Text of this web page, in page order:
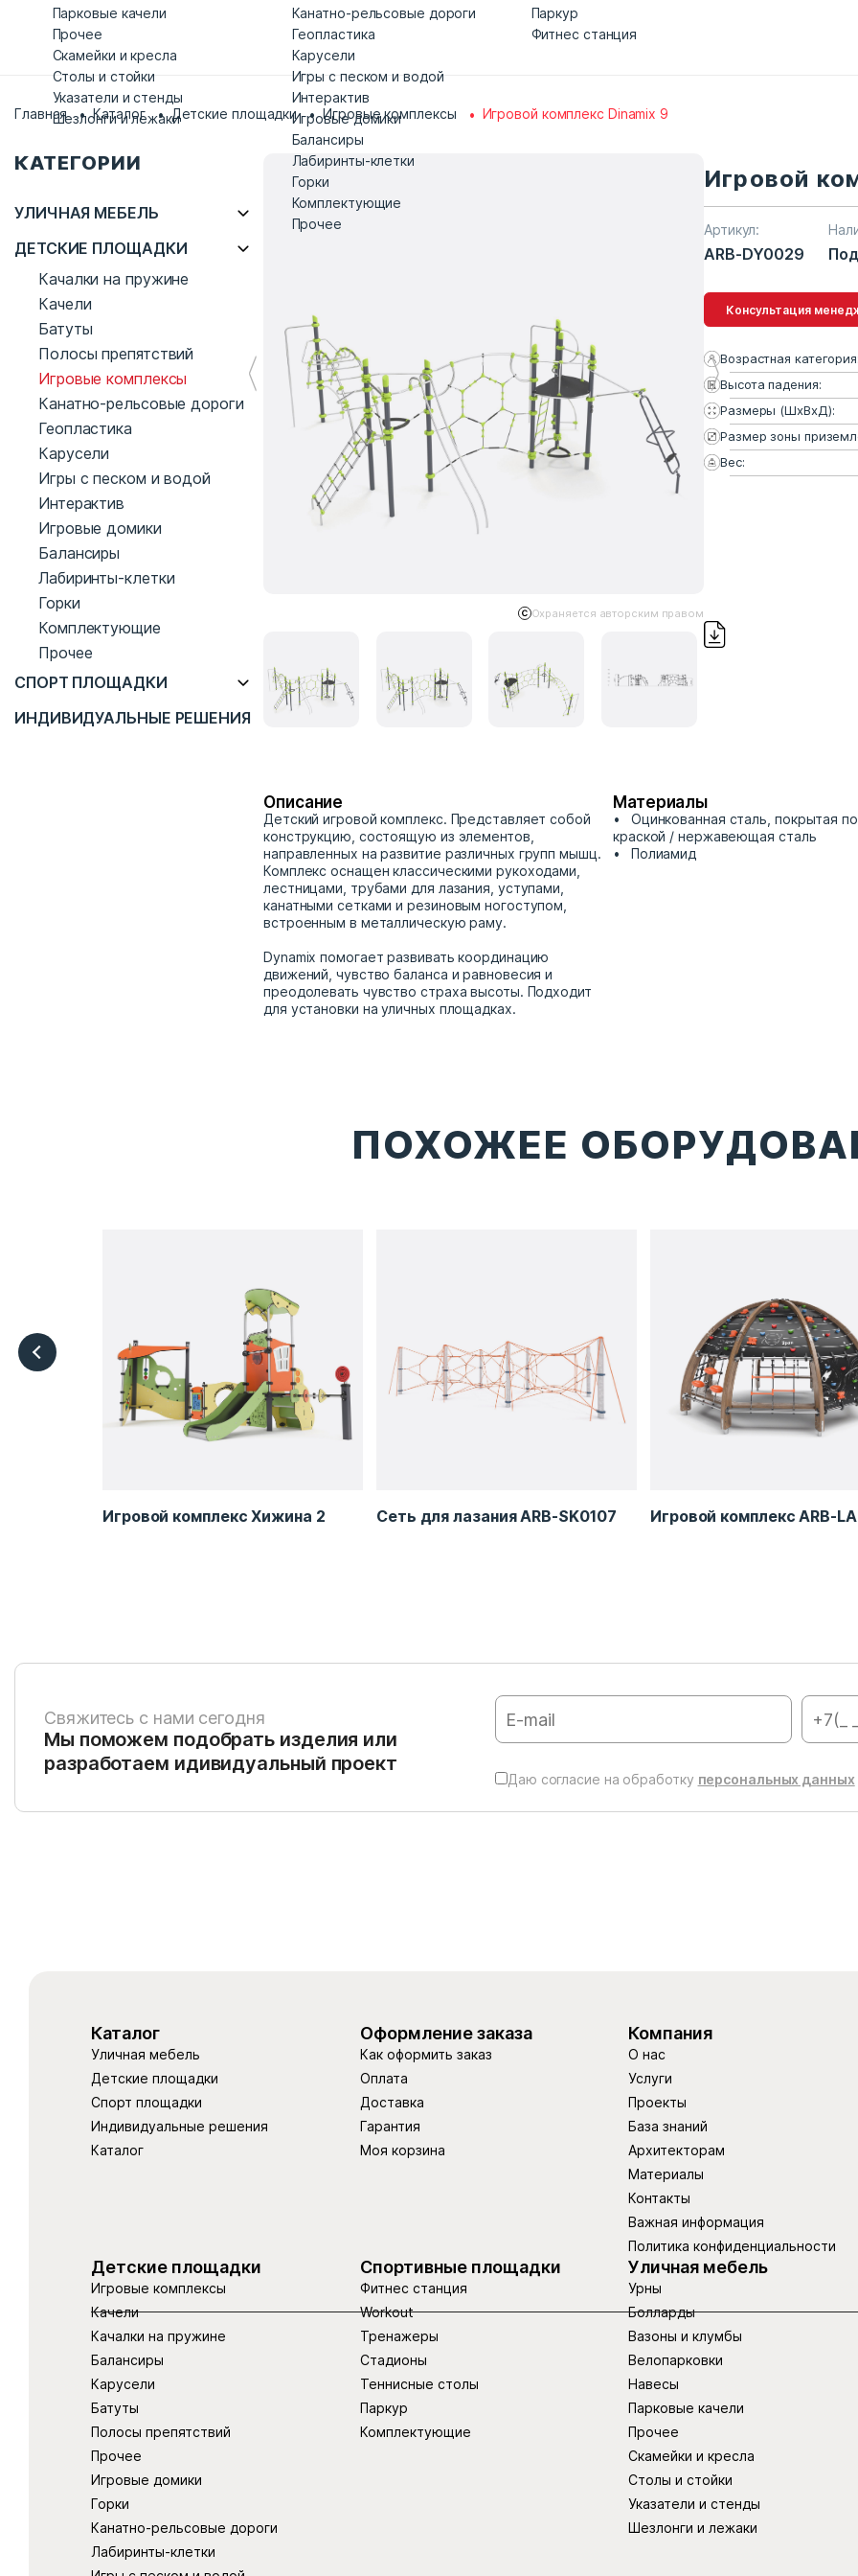
Парковые качели
Прочее
Скамейки и кресла
Столы и стойки
Указатели и стенды
Шезлонги и лежаки
Канатно-рельсовые дороги
Геопластика
Карусели
Игры с песком и водой
Интерактив
Игровые домики
Балансиры
Лабиринты-клетки
Горки
Комплектующие
Прочее
Паркур
Фитнес станция
Главная Каталог Детские площадки Игровые комплексы Игровой комплекс Dinamix 9
КАТЕГОРИИ
УЛИЧНАЯ МЕБЕЛЬ
ДЕТСКИЕ ПЛОЩАДКИ
Качалки на пружине
Качели
Батуты
Полосы препятствий
Игровые комплексы
Канатно-рельсовые дороги
Геопластика
Карусели
Игры с песком и водой
Интерактив
Игровые домики
Балансиры
Лабиринты-клетки
Горки
Комплектующие
Прочее
СПОРТ ПЛОЩАДКИ
ИНДИВИДУАЛЬНЫЕ РЕШЕНИЯ
Охраняется авторским правом
Игровой
Артикул:
ARB-DY0029
Консультация
Возрастная
Высота падения:
Размеры (ШхВхД):
Размер зоны
Вес:
Описание
Детский игровой комплекс. Представляет собой
конструкцию, состоящую из элементов,
направленных на развитие различных групп мышц.
Комплекс оснащен классическими рукоходами,
лестницами, трубами для лазания, уступами,
канатными сетками и резиновым ногоступом,
встроенным в металлическую раму.
Dynamix помогает развивать координацию
движений, чувство баланса и равновесия и
преодолевать чувство страха высоты. Подходит
для установки на уличных площадках.
Материалы
Оцинкованная сталь, покрытая
краской / нержавеющая сталь
Полиамид
ПОХОЖЕЕ
Игровой комплекс Хижина 2 Сеть для лазания ARB-SK0107 Игровой комплекс ARB-
Свяжитесь с нами сегодня
Мы поможем подобрать изделия или
разработаем идивидуальный проект
Даю согласие на обработку персональных данных
Каталог
Уличная мебель
Детские площадки
Спорт площадки
Индивидуальные решения
Каталог
Оформление заказа
Как оформить заказ
Оплата
Доставка
Гарантия
Моя корзина
Компания
О нас
Услуги
Проекты
База знаний
Архитекторам
Материалы
Контакты
Важная информация
Политика конфиденциальности
Детские площадки
Игровые комплексы
Качели
Качалки на пружине
Балансиры
Карусели
Батуты
Полосы препятствий
Прочее
Игровые домики
Горки
Канатно-рельсовые дороги
Лабиринты-клетки
Спортивные площадки
Фитнес станция
Workout
Тренажеры
Стадионы
Теннисные столы
Паркур
Комплектующие
Уличная мебель
Урны
Болларды
Вазоны и клумбы
Велопарковки
Навесы
Парковые качели
Прочее
Скамейки и кресла
Столы и стойки
Указатели и стенды
Шезлонги и лежаки